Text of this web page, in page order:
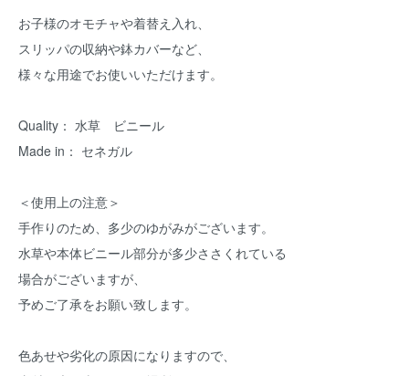
お子様のオモチャや着替え入れ、
スリッパの収納や鉢カバーなど、
様々な用途でお使いいただけます。
Quality： 水草 ビニール
Made in： セネガル
＜使用上の注意＞
手作りのため、多少のゆがみがございます。
水草や本体ビニール部分が多少ささくれている
場合がございますが、
予めご了承をお願い致します。
色あせや劣化の原因になりますので、